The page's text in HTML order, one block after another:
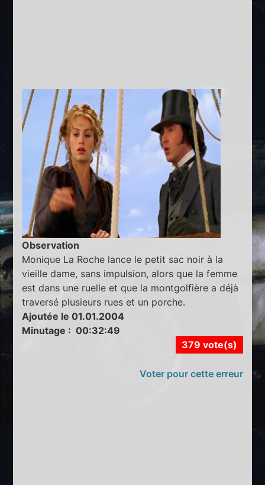
Observation
Monique La Roche lance le petit sac noir à la
vieille dame, sans impulsion, alors que la femme
est dans une ruelle et que la montgolfière a déjà
traversé plusieurs rues et un porche.
Ajoutée le 01.01.2004
Minutage : 00:32:49
379 vote(s)
Voter pour cette erreur